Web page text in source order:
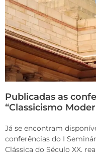
Publicadas as
“Classicismo
Já se encontram
conferências do I
Clássica do Século XX,